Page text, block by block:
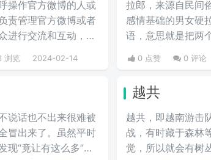
操作官方微博的人或
责管理官方微博或者
进行交流和互动，有
浏览 2024-02-14
拉郎，来源自民间
感情基础的男女硬
语，意思就是把两
一起，这种CP的
来自不同种族，可
0 点赞 0 评论
说话也不出来很难被
冒出来了。虽然平时
现“竟让有这么多”的
越共
越共，即越南游击
战，有时藏于森林
觉，所以就会有树